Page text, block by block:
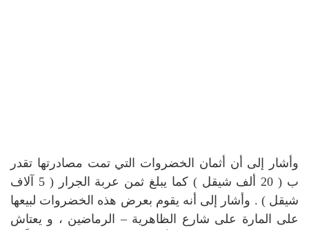
وأشار إلى أن أثمان الخضروات التي تمت مصادرتها تقدر
ب ( 20 ألف شيقل ) كما يبلغ ثمن عربة الجرار ( 5 آلاف
شيقل ) . وأشار إلى أنه يقوم بعرض هذه الخضروات لبيعها
على المارة على شارع الظاهرية – الرماضين ، و يعتاش